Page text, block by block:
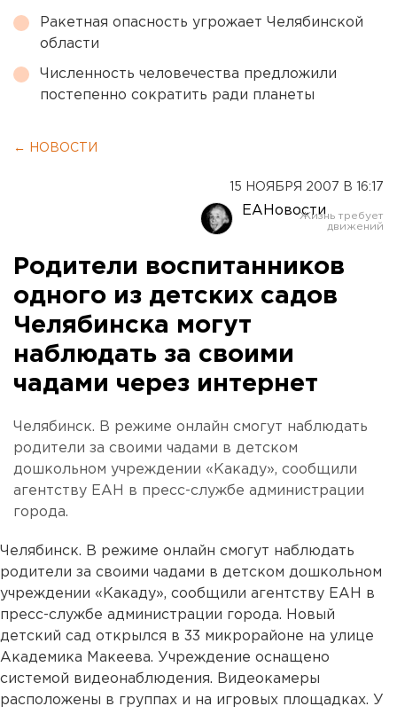
Ракетная опасность угрожает Челябинской
области
Численность человечества предложили
постепенно сократить ради планеты
← НОВОСТИ
15 НОЯБРЯ 2007 В 16:17
ЕАНовости
Родители воспитанников
одного из детских садов
Челябинска могут
наблюдать за своими
чадами через интернет
Челябинск. В режиме онлайн смогут наблюдать
родители за своими чадами в детском
дошкольном учреждении «Какаду», сообщили
агентству ЕАН в пресс-службе администрации
города.
Челябинск. В режиме онлайн смогут наблюдать
родители за своими чадами в детском дошкольном
учреждении «Какаду», сообщили агентству ЕАН в
пресс-службе администрации города. Новый
детский сад открылся в 33 микрорайоне на улице
Академика Макеева. Учреждение оснащено
системой видеонаблюдения. Видеокамеры
расположены в группах и на игровых площадках. У